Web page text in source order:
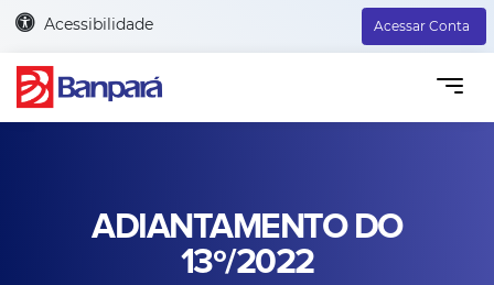
Acessibilidade Acessar Conta
ADIANTAMENTO DO
13º/2022